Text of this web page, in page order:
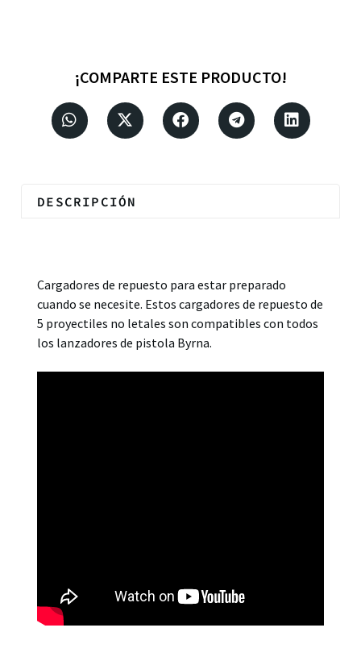
¡COMPARTE ESTE PRODUCTO!
DESCRIPCIÓN
Cargadores de repuesto para estar preparado
cuando se necesite. Estos cargadores de repuesto de
5 proyectiles no letales son compatibles con todos
los lanzadores de pistola Byrna.